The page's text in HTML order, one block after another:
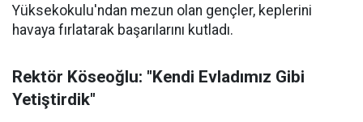
Yüksekokulu'ndan mezun olan gençler, keplerini
havaya fırlatarak başarılarını kutladı.
Rektör Köseoğlu: "Kendi Evladımız Gibi
Yetiştirdik"